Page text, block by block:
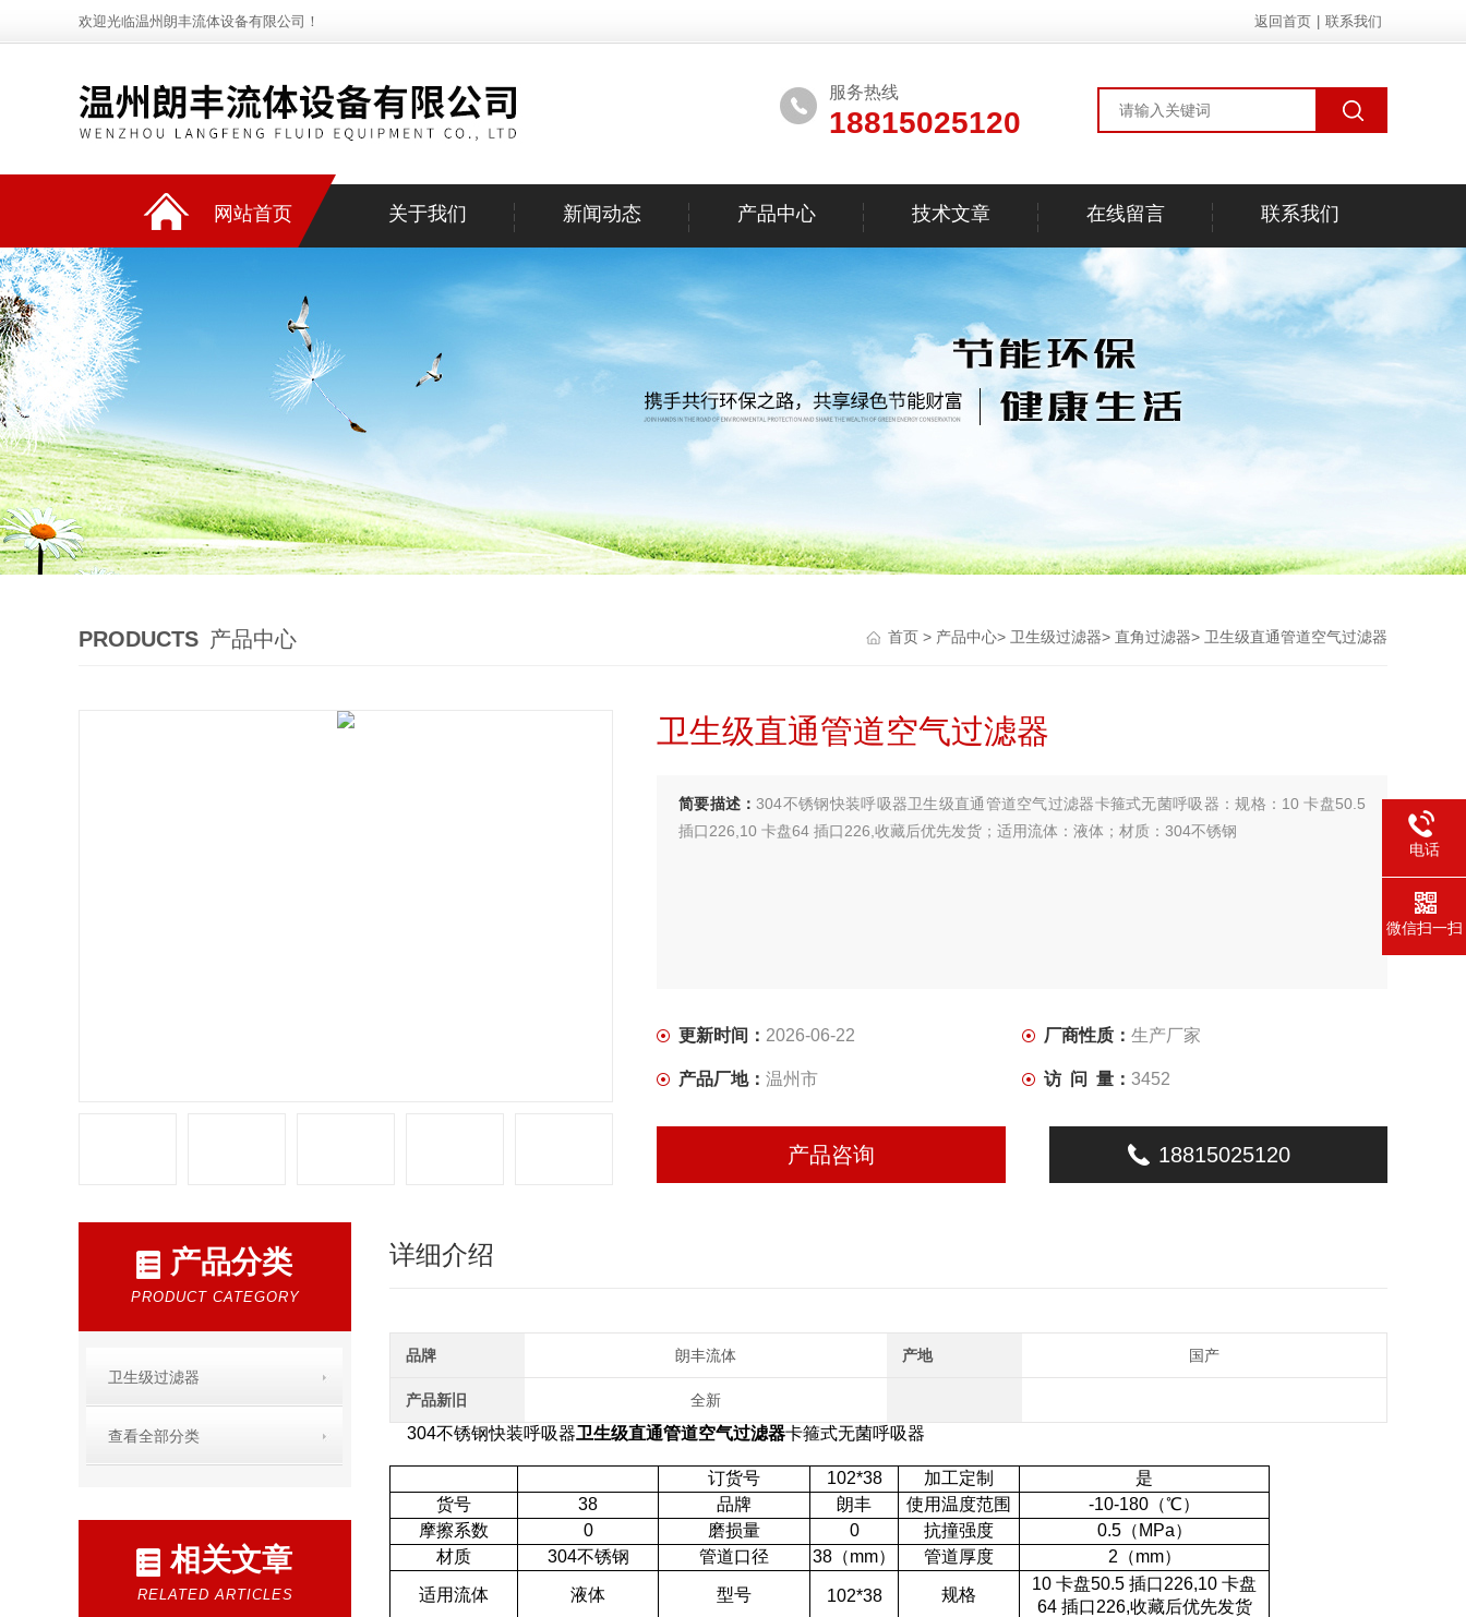
欢迎光临温州朗丰流体设备有限公司！ 返回首页 联系我们
服务热线
18815025120
网站首页 关于我们 新闻动态 产品中心 技术文章 在线留言 联系我们
PRODUCTS 产品中心 首页 > 产品中心> 卫生级过滤器> 直角过滤器> 卫生级直通管道空气过滤器
卫生级直通管道空气过滤器
简要描述：304不锈钢快装呼吸器卫生级直通管道空气过滤器卡箍式无菌呼吸器：规格：10 卡盘50.5
插口226,10 卡盘64 插口226,收藏后优先发货；适用流体：液体；材质：304不锈钢
更新时间： 2026-06-22 厂商性质： 生产厂家
产品厂地： 温州市 访 问 量： 3452
产品咨询 18815025120
产品分类
PRODUCT CATEGORY
卫生级过滤器
查看全部分类
相关文章
RELATED ARTICLES
详细介绍
品牌 朗丰流体 产地 国产
产品新旧 全新
304不锈钢快装呼吸器卫生级直通管道空气过滤器卡箍式无菌呼吸器
订货号 102*38 加工定制
是
货号
38 品牌 朗丰 使用温度范围
-10-180（℃）
摩擦系数
0 磨损量 0 抗撞强度
0.5（MPa）
材质
304不锈钢 管道口径 38（mm） 管道厚度 2（mm）
适用流体 液体 型号 102*38 规格
10 卡盘50.5 插口226,10 卡盘
64 插口226,收藏后优先发货
电话
微信扫一扫